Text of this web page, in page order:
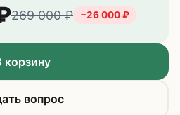
269 000₽ −26 000₽
корзину
вопрос